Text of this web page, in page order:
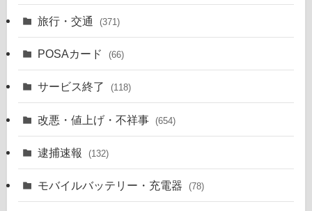
旅行・交通 (371)
POSAカード (66)
サービス終了 (118)
改悪・値上げ・不祥事 (654)
逮捕速報 (132)
モバイルバッテリー・充電器 (78)